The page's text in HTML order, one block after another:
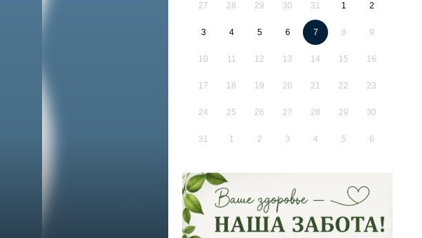
27 28 29 30 31 1 2
3 4 5 6 7 8 9
10 11 12 13 14 15 16
17 18 19 20 21 22 23
24 25 26 27 28 29 30
31 1 2 3 4 5 6